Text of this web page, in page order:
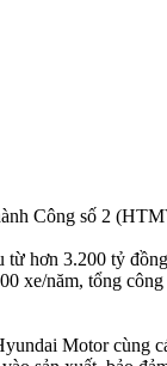
Công số 2
hơn 3.200 tỷ
xe/năm, tổng
Motor cùng